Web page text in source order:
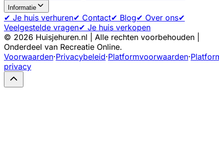
Informatie
✔ Je huis verhuren✔ Contact✔ Blog✔ Over ons✔
Veelgestelde vragen✔ Je huis verkopen
© 2026 Huisjehuren.nl | Alle rechten voorbehouden |
Onderdeel van Recreatie Online.
Voorwaarden·Privacybeleid·Platformvoorwaarden·
privacy